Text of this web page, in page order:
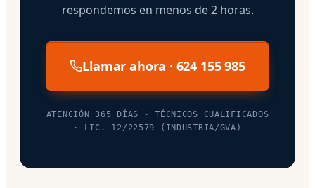
respondemos en menos de 2 horas.
Llamar ahora · 624 155 985
ATENCIÓN 365 DÍAS · TÉCNICOS CUALIFICADOS
· LIC. 12/22579 (INDUSTRIA/GVA)